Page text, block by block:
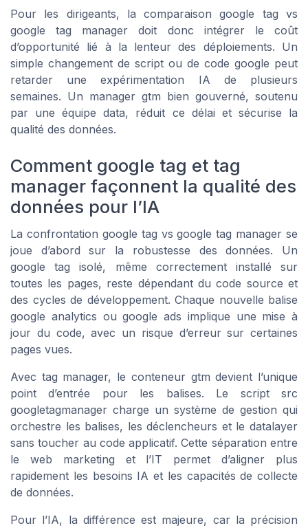
Pour les dirigeants, la comparaison google tag vs
google tag manager doit donc intégrer le coût
d’opportunité lié à la lenteur des déploiements. Un
simple changement de script ou de code google peut
retarder une expérimentation IA de plusieurs
semaines. Un manager gtm bien gouverné, soutenu
par une équipe data, réduit ce délai et sécurise la
qualité des données.
Comment google tag et tag
manager façonnent la qualité des
données pour l’IA
La confrontation google tag vs google tag manager se
joue d’abord sur la robustesse des données. Un
google tag isolé, même correctement installé sur
toutes les pages, reste dépendant du code source et
des cycles de développement. Chaque nouvelle balise
google analytics ou google ads implique une mise à
jour du code, avec un risque d’erreur sur certaines
pages vues.
Avec tag manager, le conteneur gtm devient l’unique
point d’entrée pour les balises. Le script src
googletagmanager charge un système de gestion qui
orchestre les balises, les déclencheurs et le datalayer
sans toucher au code applicatif. Cette séparation entre
le web marketing et l’IT permet d’aligner plus
rapidement les besoins IA et les capacités de collecte
de données.
Pour l’IA, la différence est majeure, car la précision